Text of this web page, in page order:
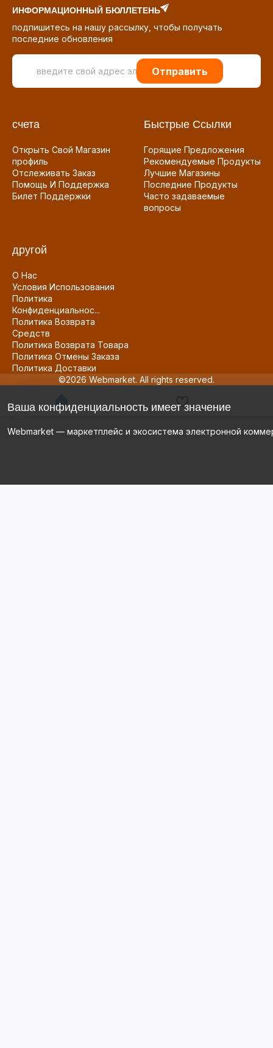
ИНФОРМАЦИОННЫЙ БЮЛЛЕТЕНЬ
подпишитесь на нашу рассылку, чтобы получать
последние обновления
Отправить
счета
Открыть Свой Магазин
профиль
Отслеживать Заказ
Помощь И Поддержка
Билет Поддержки
Быстрые Ссылки
Горящие Предложения
Рекомендуемые Продукты
Лучшие Магазины
Последние Продукты
Часто задаваемые
вопросы
другой
О Нас
Условия Использования
Политика
Конфиденциальнос...
Политика Возврата
Средств
Политика Возврата Товара
Политика Отмены Заказа
Политика Доставки
©2026 Webmarket. All rights reserved.
Ваша конфиденциальность имеет значение
Webmarket — маркетплейс и экосистема электронной